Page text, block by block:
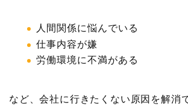
人間関係に悩んでいる
仕事内容が嫌
労働環境に不満がある
など、会社に行きたくない原因を解消